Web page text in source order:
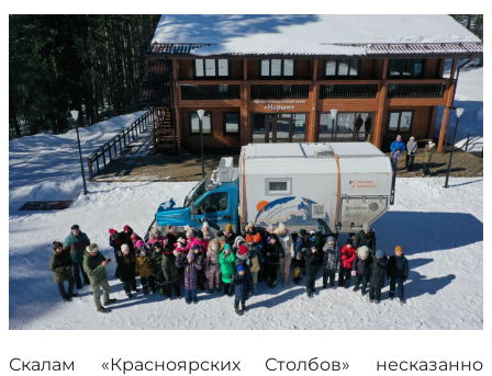
Скалам «Красноярских Столбов» несказанно